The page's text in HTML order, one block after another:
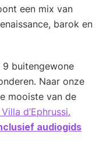
een mix van
barok en
9 buitengewone
Naar onze
mooiste van de
d’Ephrussi.
audiogids